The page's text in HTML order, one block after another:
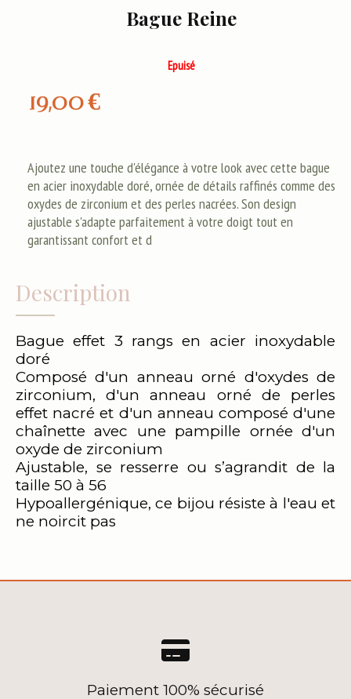
Bague Reine
19,00€
Epuisé
Ajoutez une touche d'élégance à votre look avec cette bague
en acier inoxydable doré, ornée de détails raffinés comme des
oxydes de zirconium et des perles nacrées. Son design
ajustable s'adapte parfaitement à votre doigt tout en
garantissant confort et d
Description
Bague effet 3 rangs en acier inoxydable
doré
Composé d'un anneau orné d'oxydes de
zirconium, d'un anneau orné de perles
effet nacré et d'un anneau composé d'une
chaînette avec une pampille ornée d'un
oxyde de zirconium
Ajustable, se resserre ou s’agrandit de la
taille 50 à 56
Hypoallergénique, ce bijou résiste à l'eau et
ne noircit pas

Paiement 100% sécurisé